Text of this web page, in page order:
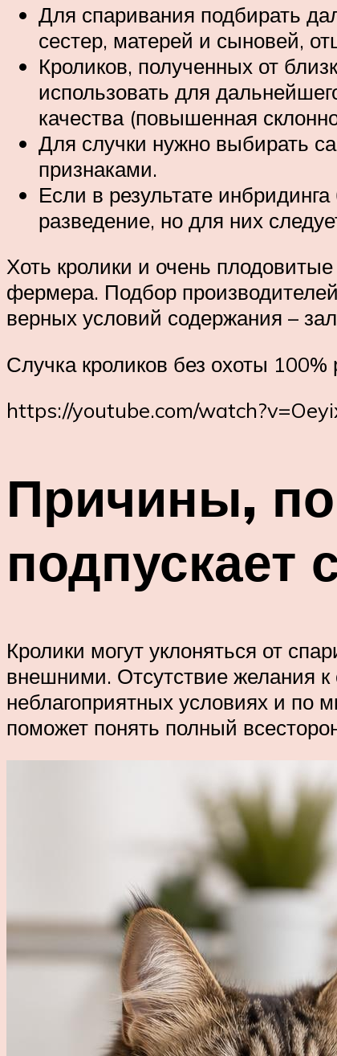
Для спаривания подбирать
сестер, матерей и сыновей,
Кроликов, полученных от
использовать для
качества (повышенная
Для случки нужно выбирать
признаками.
Если в результате
разведение, но для них
Хоть кролики и очень
фермера. Подбор
верных условий содержания –
Случка кроликов без охоты 100%
https://youtube.com/
Причины,
подпускает
Кролики могут уклоняться от
внешними. Отсутствие желания
неблагоприятных условиях и по
поможет понять полный